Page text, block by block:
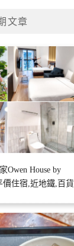
文章
Owen House by
價住宿,近地鐵,百貨